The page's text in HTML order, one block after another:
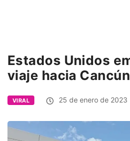
Estados Unidos
viaje hacia Cancún
VIRAL 25 de enero de 2023